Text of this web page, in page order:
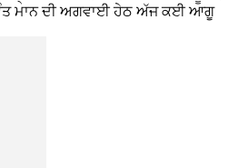
ਮਾਨ ਦੀ ਅਗਵਾਈ ਹੇਠ ਅੱਜ ਕਈ ਆਗੂ